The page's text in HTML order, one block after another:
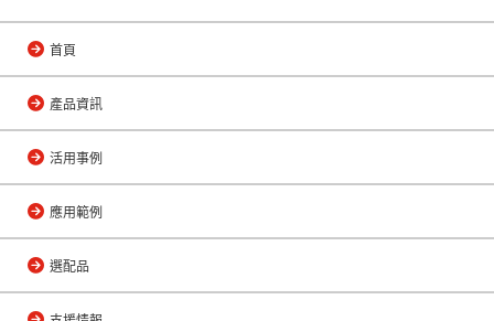
首頁
產品資訊
活用事例
應用範例
選配品